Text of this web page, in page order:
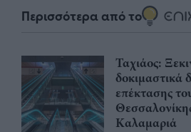
Περισσότερα από το
Ταχιάος:
δοκιμαστικά
επέκτασης
Καλαμαριά